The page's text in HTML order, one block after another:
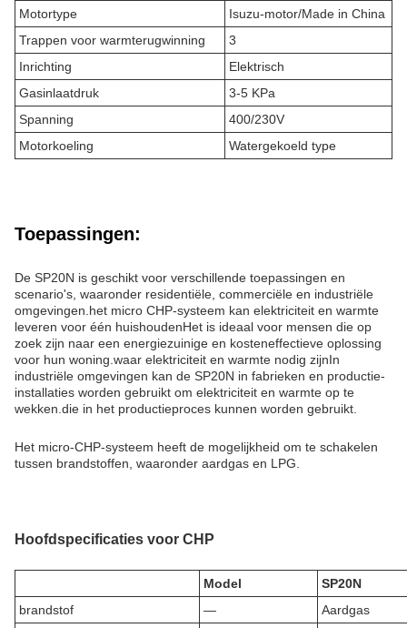
Motortype
Isuzu-motor/Made in China
Trappen voor warmterugwinning
3
Inrichting
Elektrisch
Gasinlaatdruk
3-5 KPa
Spanning
400/230V
Motorkoeling
Watergekoeld type
Toepassingen:
De SP20N is geschikt voor verschillende toepassingen en
scenario's, waaronder residentiële, commerciële en industriële
omgevingen.het micro CHP-systeem kan elektriciteit en warmte
leveren voor één huishoudenHet is ideaal voor mensen die op
zoek zijn naar een energiezuinige en kosteneffectieve oplossing
voor hun woning.waar elektriciteit en warmte nodig zijnIn
industriële omgevingen kan de SP20N in fabrieken en productie-
installaties worden gebruikt om elektriciteit en warmte op te
wekken.die in het productieproces kunnen worden gebruikt.
Het micro-CHP-systeem heeft de mogelijkheid om te schakelen
tussen brandstoffen, waaronder aardgas en LPG.
Hoofdspecificaties voor CHP
Model
SP20N
brandstof
—
Aardgas